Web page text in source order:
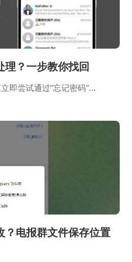
？一步教你找回
即尝试通过“忘记密码”...
电报群文件保存位置